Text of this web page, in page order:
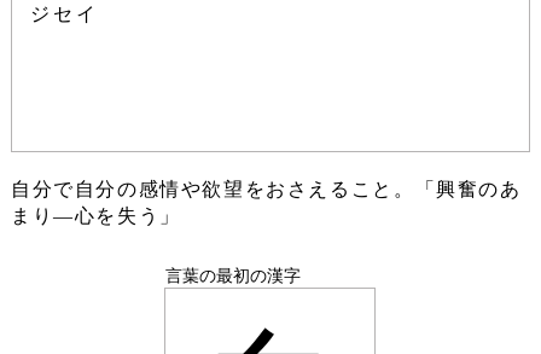
ジセイ
自分で自分の感情や欲望をおさえること。「興奮のあ
まり―心を失う」
言葉の最初の漢字